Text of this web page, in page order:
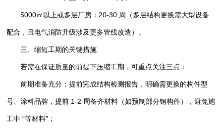
5000㎡以上或多层厂房：20-30 周（多层结构更换需大型设备
配合，且电气消防升级涉及更多管线改造）。
三、缩短工期的关键措施
若需在保证质量的前提下压缩工期，可重点关注三点：
前期准备充分：提前完成结构检测报告，明确需更换的构件型
号、涂料品牌，提前 1-2 周备齐材料（如预制部分钢构件），避免施
工中 “等材料”；